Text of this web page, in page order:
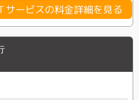
サービスの料金詳細を見る